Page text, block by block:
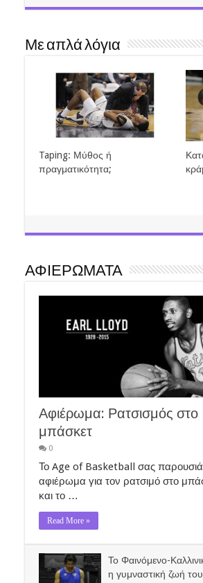
Με απλά λόγια
Taping: Μύθος ή
πραγματικότητα;
ΑΦΙΕΡΩΜΑΤΑ
Αφιέρωμα: Ρατσισμός στο
μπάσκετ
0
Το Age of Basketball σας
αφιέρωμα για τον ρατσιμό στο
και το …
Read More »
Το Φαινόμενο-
η γυμναστική ζωή